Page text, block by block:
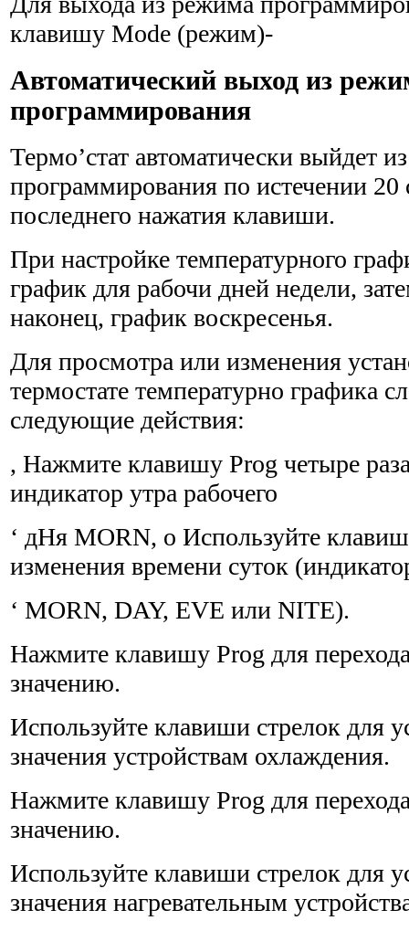
клавишу Mode (режим)-
Автоматический выход из
программирования
Термо’стат автоматически выйдет
программирования по истечении 20
последнего нажатия клавиши.
При настройке температурного
график для рабочи дней недели,
наконец, график воскресенья.
Для просмотра или изменения
термостате температурно графика
следующие действия:
, Нажмите клавишу Prog четыре
индикатор утра рабочего
‘ дНя MORN, о Используйте
изменения времени суток
‘ MORN, DAY, EVE или NITE).
Нажмите клавишу Prog для
значению.
Используйте клавиши стрелок для
значения устройст­вам охлаждения.
Нажмите клавишу Prog для
значению.
Используйте клавиши стрелок для
значения нагрева­тельным